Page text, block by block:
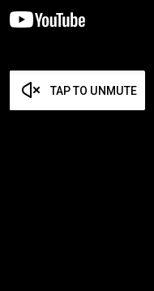
TAP TO UNMUTE